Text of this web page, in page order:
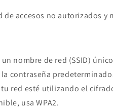
accesos no autorizados y
un nombre de red (SSID)
contraseña
tu red esté utilizando el
usa WPA2.